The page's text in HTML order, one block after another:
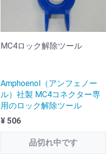
MC4ロック解除ツール
Amphoenol（アンフェノー
ル）社製 MC4コネクター専
用のロック解除ツール
¥ 506
品切れ中です